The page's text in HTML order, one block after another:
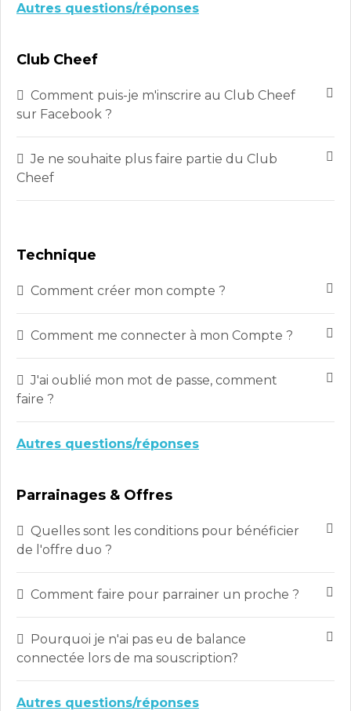
Autres questions/réponses
Club Cheef
Comment puis-je m'inscrire au Club Cheef
sur Facebook ?
Je ne souhaite plus faire partie du Club
Cheef
Technique
Comment créer mon compte ?
Comment me connecter à mon Compte ?
J'ai oublié mon mot de passe, comment
faire ?
Autres questions/réponses
Parrainages & Offres
Quelles sont les conditions pour bénéficier
de l'offre duo ?
Comment faire pour parrainer un proche ?
Pourquoi je n'ai pas eu de balance
connectée lors de ma souscription?
Autres questions/réponses